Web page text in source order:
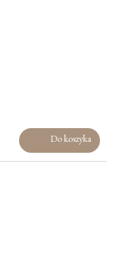
Do koszyka